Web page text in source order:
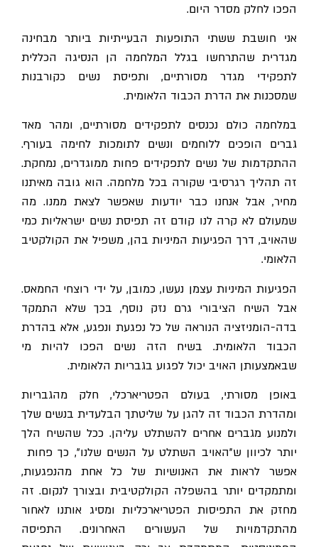
הפכו לחלק מסדר היום.
אני חושבת ששתי התופעות הבעייתיות ביותר מבחינה
מגדרית שהתרחשו בגלל המלחמה הן הנסיגה הכללית
לתפקידי מגדר מסורתיים, ותפיסת נשים כקורבנות
שמסכנות את הדרת הכבוד הלאומית.
במלחמה כולם נכנסים לתפקידים מסורתיים, ומהר מאד
גברים הופכים ללוחמים ונשים לתומכות לחימה בעורף.
ההתקדמות של נשים לתפקידים פחות ממוגדרים, נמחקת.
זה תהליך רגרסיבי שקורה בכל מלחמה. הוא גובה מאיתנו
מחיר, אבל אנחנו כבר יודעות שאפשר לצאת ממנו. מה
שמעולם לא קרה לנו קודם זה תפיסת נשים ישראליות כמי
שהאויב, דרך הפגיעות המיניות בהן, משפיל את הקולקטיב
הלאומי.
הפגיעות המיניות עצמן נעשו, כמובן, על ידי רוצחי החמאס.
אבל השיח הציבורי גרם נזק נוסף, בכך שלא התמקד
בדה-הומניזציה הנוראה של כל נפגעת ונפגע, אלא בהדרת
הכבוד הלאומית. בשיח הזה נשים הפכו להיות מי
שבאמצעותן האויב יכול לפגוע בגבריות הלאומית.
באופן מסורתי, בעולם הפטריארכלי, חלק מהגבריות
ומהדרת הכבוד זה להגן על שליטתך הבלעדית בנשים שלך
ולמנוע מגברים אחרים להשתלט עליהן.ככל שהשיח הלך
יותר לכיוון ש״האויב השתלט על הנשים שלנו״, כך פחות
אפשר לראות את האנושיות של כל אחת מהנפגעות,
ומתמקדים יותר בהשפלה הקולקטיבית ובצורך לנקום. זה
מחזק את התפיסות הפטריארכליות ומסיג אותנו לאחור
מהתקדמויות של העשורים האחרונים. התפיסה